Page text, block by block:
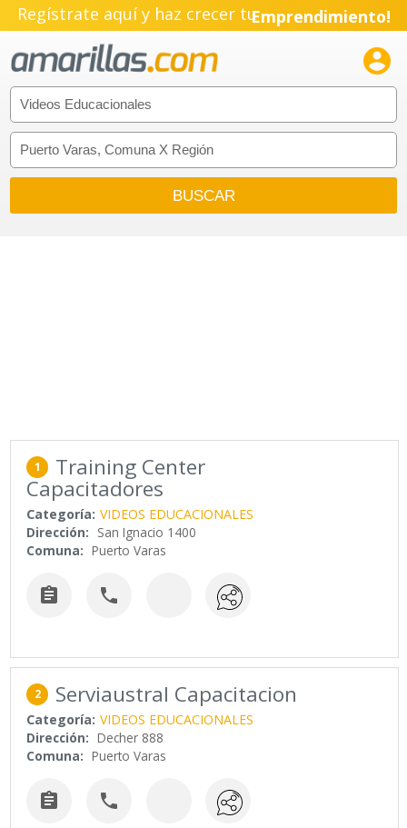
Regístrate aquí y haz crecer tuEmprendimiento!

1 Training Center
Capacitadores
Categoría: VIDEOS EDUCACIONALES
Dirección: San Ignacio 1400
Comuna: Puerto Varas
 
2 Serviaustral Capacitacion
Categoría: VIDEOS EDUCACIONALES
Dirección: Decher 888
Comuna: Puerto Varas
 